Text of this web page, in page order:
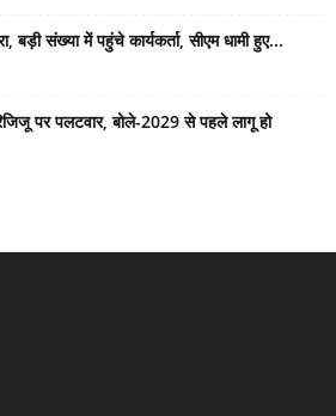
बड़ी संख्या में पहुंचे कार्यकर्ता, सीएम धामी हुए...
पर पलटवार, बोले-2029 से पहले लागू हो